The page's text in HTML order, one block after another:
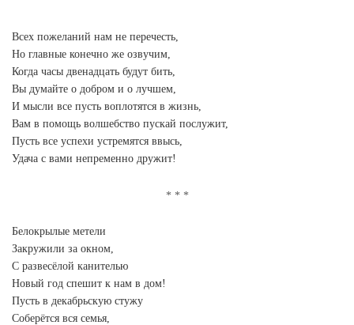
Всех пожеланий нам не перечесть,
Но главные конечно же озвучим,
Когда часы двенадцать будут бить,
Вы думайте о добром и о лучшем,
И мысли все пусть воплотятся в жизнь,
Вам в помощь волшебство пускай послужит,
Пусть все успехи устремятся ввысь,
Удача с вами непременно дружит!
Белокрылые метели
Закружили за окном,
С развесёлой канителью
Новый год спешит к нам в дом!
Пусть в декабрьскую стужу
Соберётся вся семья,